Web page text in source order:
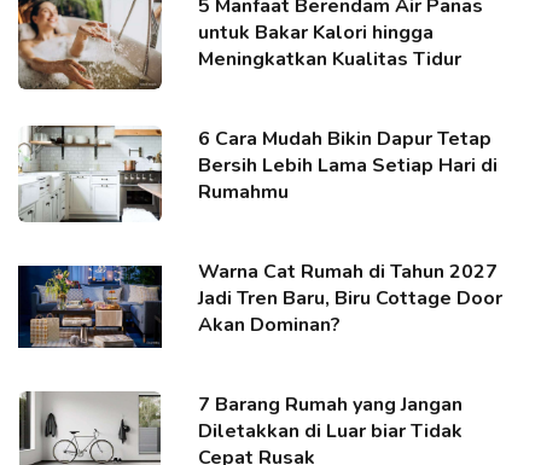
5 Manfaat Berendam Air Panas
untuk Bakar Kalori hingga
Meningkatkan Kualitas Tidur
6 Cara Mudah Bikin Dapur Tetap
Bersih Lebih Lama Setiap Hari di
Rumahmu
Warna Cat Rumah di Tahun 2027
Jadi Tren Baru, Biru Cottage Door
Akan Dominan?
7 Barang Rumah yang Jangan
Diletakkan di Luar biar Tidak
Cepat Rusak